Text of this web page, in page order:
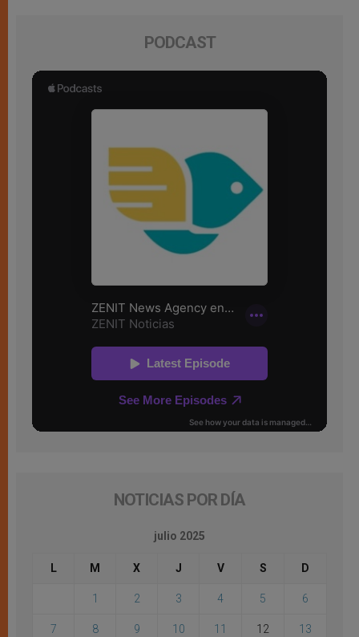
PODCAST
NOTICIAS POR DÍA
julio 2025
L M X J V S D
1 2 3 4 5 6
7 8 9 10 11 12 13